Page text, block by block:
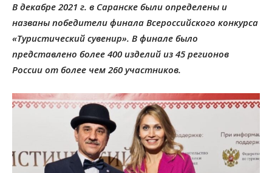
В декабре 2021 г. в Саранске были определены и
названы победители финала Всероссийского конкурса
«Туристический сувенир». В финале было
представлено более 400 изделий из 45 регионов
России от более чем 260 участников.